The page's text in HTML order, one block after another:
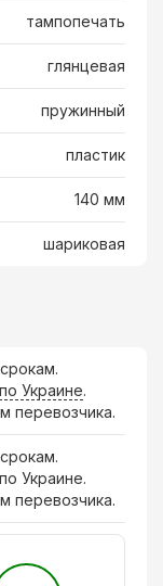
тампопечать
глянцевая
пружинный
пластик
140 мм
шариковая
по Украине.
перевозчика.
Украине.
перевозчика.